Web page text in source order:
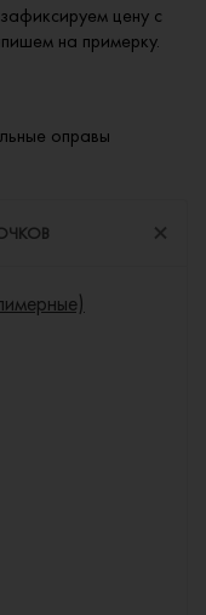
цену с
на примерку.
оправы